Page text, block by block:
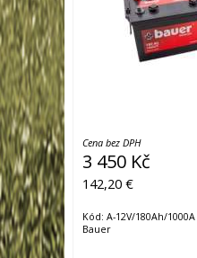
Cena bez DPH
3 450 Kč
142,20 €
Kód: A-12V/180Ah/1000A
Bauer